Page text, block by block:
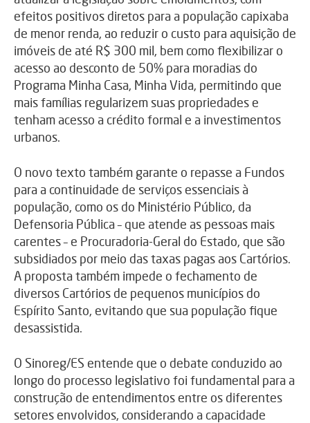
efeitos positivos diretos para a população capixaba
de menor renda, ao reduzir o custo para aquisição de
imóveis de até R$ 300 mil, bem como flexibilizar o
acesso ao desconto de 50% para moradias do
Programa Minha Casa, Minha Vida, permitindo que
mais famílias regularizem suas propriedades e
tenham acesso a crédito formal e a investimentos
urbanos.
O novo texto também garante o repasse a Fundos
para a continuidade de serviços essenciais à
população, como os do Ministério Público, da
Defensoria Pública – que atende as pessoas mais
carentes – e Procuradoria-Geral do Estado, que são
subsidiados por meio das taxas pagas aos Cartórios.
A proposta também impede o fechamento de
diversos Cartórios de pequenos municípios do
Espírito Santo, evitando que sua população fique
desassistida.
O Sinoreg/ES entende que o debate conduzido ao
longo do processo legislativo foi fundamental para a
construção de entendimentos entre os diferentes
setores envolvidos, considerando a capacidade